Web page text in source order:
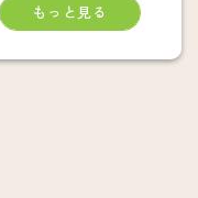
もっと見る